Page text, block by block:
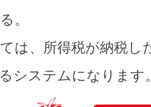
。
は、所得税が納税し
システムになります